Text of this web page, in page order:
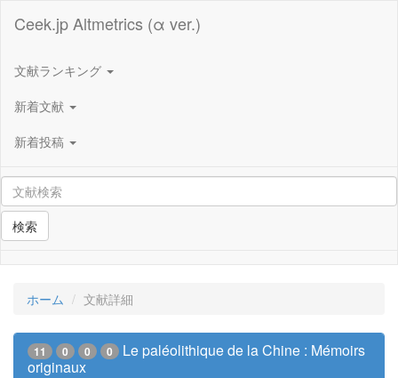
Ceek.jp Altmetrics (α ver.)
文献ランキング
新着文献
新着投稿
検索
ホーム 文献詳細
11 0 0 0
Le paléolithique de la Chine : Mémoirs
originaux